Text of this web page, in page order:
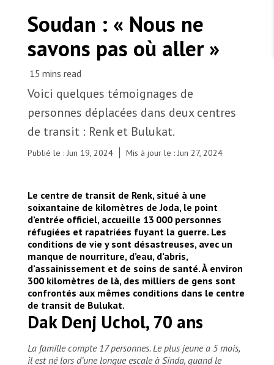
Les États négligent leur obligation de protéger les
personnes civiles et les services de santé en temps
de guerre
Séismes au Venezuela : conséquences et intervention
Dons des fondations
Partenariat d’entreprise
MSF l'entrepôt. Un cadeau qui en dit long.
Les Amis de MSF
Travailler avec MSF
Travailler à l’étranger
Travailler au Canada
technique
Sud et le Soudan, un membre du personnel de MSF
explique aux personnes réfugiées et rapatriées les
étapes à suivre avant d’être transférées au centre
de transit de Renk.
Soudan : « Nous ne
savons pas où aller »
Voici quelques témoignages de
personnes déplacées dans deux centres
de transit : Renk et Bulukat.
Publié le : Jun 19, 2024 Mis à jour le : Jun 27, 2024
Le centre de transit de Renk, situé à une
soixantaine de kilomètres de Joda, le point
d’entrée officiel, accueille 13 000 personnes
réfugiées et rapatriées fuyant la guerre. Les
conditions de vie y sont désastreuses, avec un
manque de nourriture, d’eau, d’abris,
d’assainissement et de soins de santé. À environ
300 kilomètres de là, des milliers de gens sont
confrontés aux mêmes conditions dans le centre
de transit de Bulukat.
Dak Denj Uchol, 70 ans
La famille compte 17 personnes. Le plus jeune a 5 mois,
il est né lors d’une longue escale à Sinda, quand le